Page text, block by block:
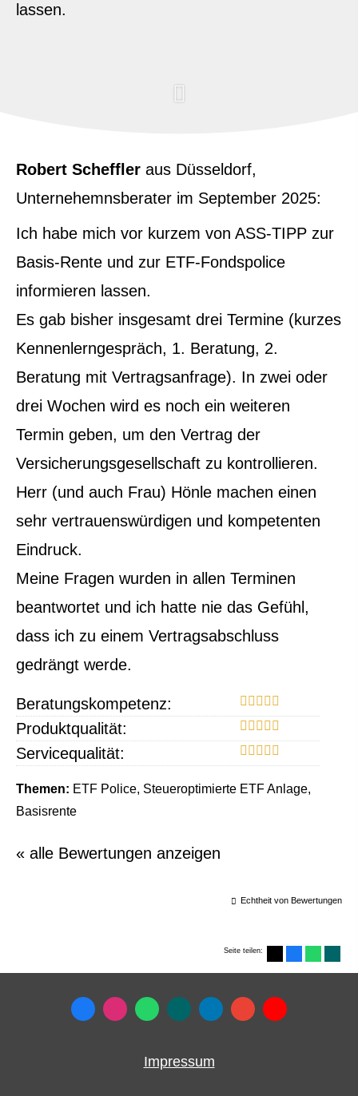
lassen.
Robert Scheffler aus Düsseldorf,
Unternehemnsberater im September 2025:
Ich habe mich vor kurzem von ASS-TIPP zur
Basis-Rente und zur ETF-Fondspolice
informieren lassen.
Es gab bisher insgesamt drei Termine (kurzes
Kennenlerngespräch, 1. Beratung, 2.
Beratung mit Vertragsanfrage). In zwei oder
drei Wochen wird es noch ein weiteren
Termin geben, um den Vertrag der
Versicherungsgesellschaft zu kontrollieren.
Herr (und auch Frau) Hönle machen einen
sehr vertrauenswürdigen und kompetenten
Eindruck.
Meine Fragen wurden in allen Terminen
beantwortet und ich hatte nie das Gefühl,
dass ich zu einem Vertragsabschluss
gedrängt werde.
Beratungskompetenz:
Produktqualität:
Servicequalität:
Themen: ETF Police, Steueroptimierte ETF Anlage,
Basisrente
« alle Bewertungen anzeigen
Echtheit von Bewertungen
Seite teilen:
Impressum